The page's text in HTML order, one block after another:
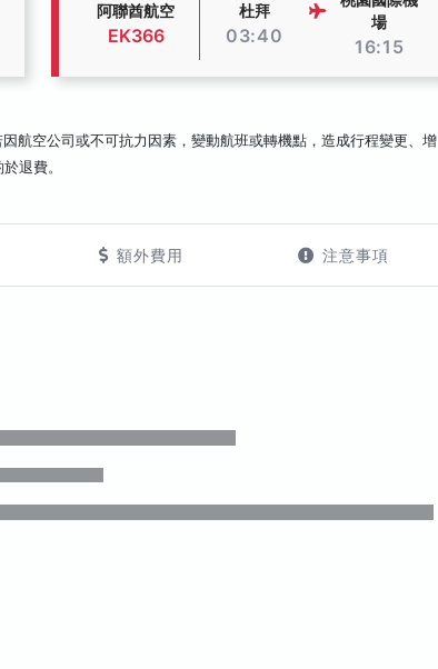
阿聯酋航空
EK366
杜拜
03:40
場
16:15
航空公司或不可抗力因素，變動航班或轉機點，造成行程變更、增
退費。
額外費用 注意事項